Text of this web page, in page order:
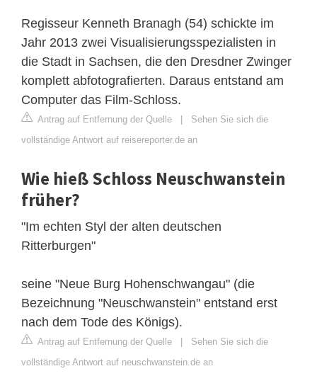
Regisseur Kenneth Branagh (54) schickte im
Jahr 2013 zwei Visualisierungsspezialisten in
die Stadt in Sachsen, die den Dresdner Zwinger
komplett abfotografierten. Daraus entstand am
Computer das Film-Schloss.
Antrag auf Entfernung der Quelle | Sehen Sie sich die
vollständige Antwort auf reisereporter.de an
Wie hieß Schloss Neuschwanstein
früher?
"Im echten Styl der alten deutschen
Ritterburgen"
seine "Neue Burg Hohenschwangau" (die
Bezeichnung "Neuschwanstein" entstand erst
nach dem Tode des Königs).
Antrag auf Entfernung der Quelle | Sehen Sie sich die
vollständige Antwort auf neuschwanstein.de an